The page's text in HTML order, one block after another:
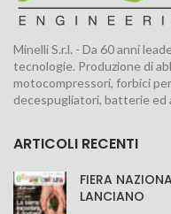
Minelli S.r.l. - Da 60 anni
tecnologie. Produzione di
motocompressori, forbici
decespugliatori, batterie ed
ARTICOLI RECENTI
FIERA
LANCIANO